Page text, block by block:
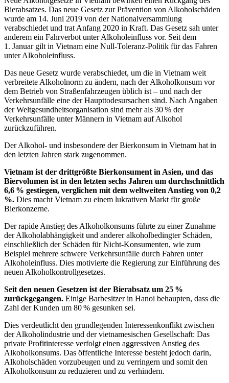
Bierabsatzes. Das neue Gesetz zur Prävention von Alkoholschäden
wurde am 14. Juni 2019 von der Nationalversammlung
verabschiedet und trat Anfang 2020 in Kraft. Das Gesetz sah unter
anderem ein Fahrverbot unter Alkoholeinfluss vor. Seit dem
1. Januar gilt in Vietnam eine Null-Toleranz-Politik für das Fahren
unter Alkoholeinfluss.
Das neue Gesetz wurde verabschiedet, um die in Vietnam weit
verbreitete Alkoholnorm zu ändern, nach der Alkoholkonsum vor
dem Betrieb von Straßenfahrzeugen üblich ist – und nach der
Verkehrsunfälle eine der Haupttodesursachen sind. Nach Angaben
der Weltgesundheitsorganisation sind mehr als 30 % der
Verkehrsunfälle unter Männern in Vietnam auf Alkohol
zurückzuführen.
Der Alkohol- und insbesondere der Bierkonsum in Vietnam hat in
den letzten Jahren stark zugenommen.
Vietnam ist der drittgrößte Bierkonsument in Asien, und das
Biervolumen ist in den letzten sechs Jahren um durchschnittlich
6,6 % gestiegen, verglichen mit dem weltweiten Anstieg von 0,2
%. Dies macht Vietnam zu einem lukrativen Markt für große
Bierkonzerne.
Der rapide Anstieg des Alkoholkonsums führte zu einer Zunahme
der Alkoholabhängigkeit und anderer alkoholbedingter Schäden,
einschließlich der Schäden für Nicht-Konsumenten, wie zum
Beispiel mehrere schwere Verkehrsunfälle durch Fahren unter
Alkoholeinfluss. Dies motivierte die Regierung zur Einführung des
neuen Alkoholkontrollgesetzes.
Seit den neuen Gesetzen ist der Bierabsatz um 25 %
zurückgegangen. Einige Barbesitzer in Hanoi behaupten, dass die
Zahl der Kunden um 80 % gesunken sei.
Dies verdeutlicht den grundlegenden Interessenkonflikt zwischen
der Alkoholindustrie und der vietnamesischen Gesellschaft: Das
private Profitinteresse verfolgt einen aggressiven Anstieg des
Alkoholkonsums. Das öffentliche Interesse besteht jedoch darin,
Alkoholschäden vorzubeugen und zu verringern und somit den
Alkoholkonsum zu reduzieren und zu verhindern.